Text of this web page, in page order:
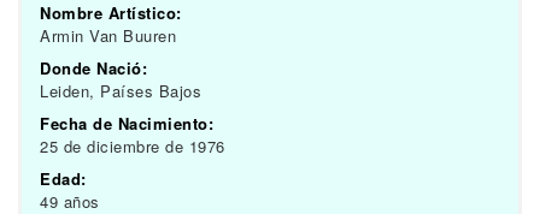
Nombre Artístico:
Armin Van Buuren
Donde Nació:
Leiden, Países Bajos
Fecha de Nacimiento:
25 de diciembre de 1976
Edad:
49 años